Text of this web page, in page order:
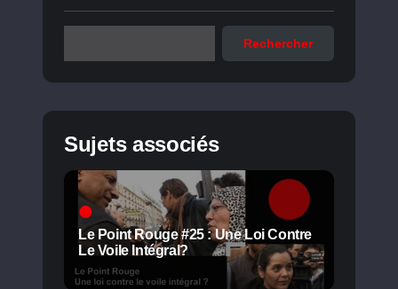
Rechercher
Sujets associés
Le Point Rouge #25 : Une Loi Contre
Le Voile Intégral?